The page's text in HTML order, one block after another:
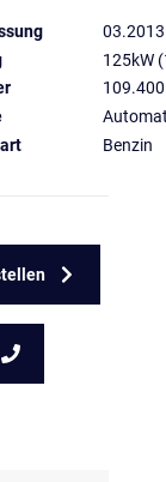
03.2013
125kW
Benzin